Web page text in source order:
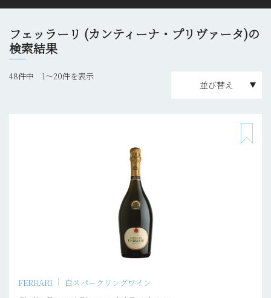
フェッラーリ (カンティーナ・プリヴァータ)の
検索結果
48件中 1〜20件を表示
並び替え
FERRARI 白スパークリングワイン